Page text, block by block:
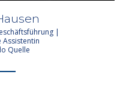
|
Assistentin
Quelle